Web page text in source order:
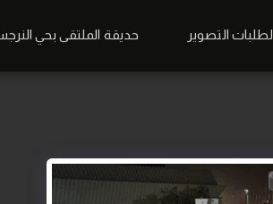
لطلبات التصوير حديقة الملتقى بحي